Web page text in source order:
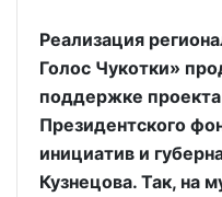
Реализация
Голос Чукотки»
поддержке
Президентского
инициатив и
Кузнецова. Так, на